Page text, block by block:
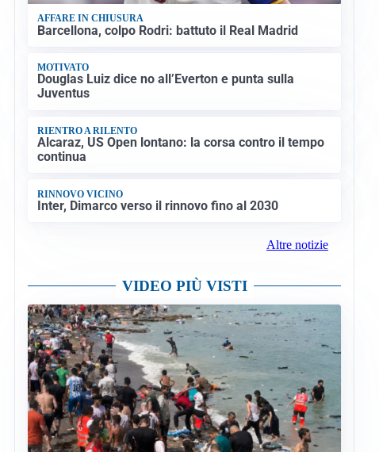
AFFARE IN CHIUSURA
Barcellona, colpo Rodri: battuto il Real Madrid
MOTIVATO
Douglas Luiz dice no all’Everton e punta sulla
Juventus
RIENTRO A RILENTO
Alcaraz, US Open lontano: la corsa contro il tempo
continua
RINNOVO VICINO
Inter, Dimarco verso il rinnovo fino al 2030
Altre notizie
VIDEO PIÙ VISTI